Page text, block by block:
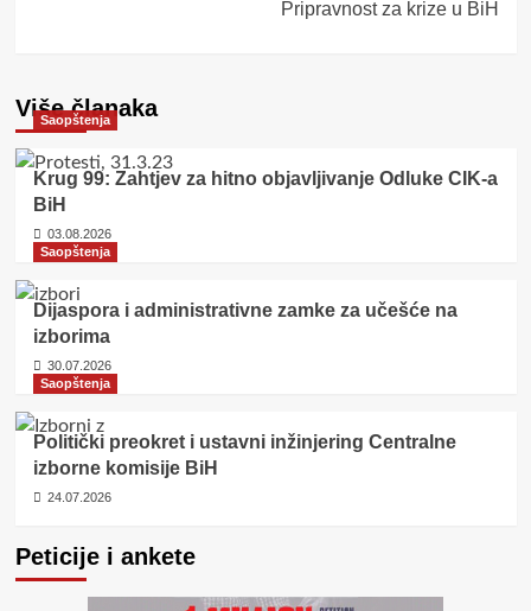
Pripravnost za krize u BiH
Više članaka
Saopštenja
Krug 99: Zahtjev za hitno objavljivanje Odluke CIK-a
BiH
03.08.2026
Saopštenja
Dijaspora i administrativne zamke za učešće na
izborima
30.07.2026
Saopštenja
Politički preokret i ustavni inžinjering Centralne
izborne komisije BiH
24.07.2026
Peticije i ankete